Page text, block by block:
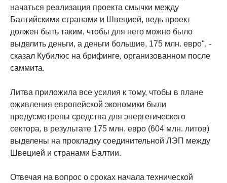
начаться реализация проекта смычки между
Балтийскими странами и Швецией, ведь проект
должен быть таким, чтобы для него можно было
выделить деньги, а деньги большие, 175 млн. евро", -
сказал Кубилюс на брифинге, организованном после
саммита.
Литва приложила все усилия к тому, чтобы в плане
оживления европейской экономики были
предусмотрены средства для энергетического
сектора, в результате 175 млн. евро (604 млн. литов)
выделены на прокладку соединительной ЛЭП между
Швецией и странами Балтии.
Отвечая на вопрос о сроках начала технической